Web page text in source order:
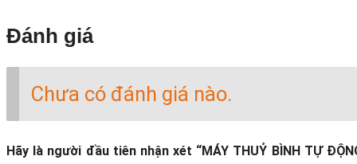
Đánh giá
Chưa có đánh giá nào.
Hãy là người đầu tiên nhận xét “MÁY THUỶ BÌNH TỰ